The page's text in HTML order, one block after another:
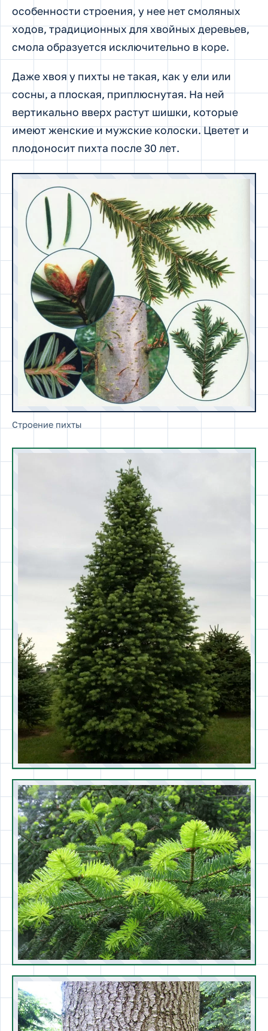
особенности строения, у нее нет смоляных
ходов, традиционных для хвойных деревьев,
смола образуется исключительно в коре.
Даже хвоя у пихты не такая, как у ели или
сосны, а плоская, приплюснутая. На ней
вертикально вверх растут шишки, которые
имеют женские и мужские колоски. Цветет и
плодоносит пихта после 30 лет.
Строение пихты